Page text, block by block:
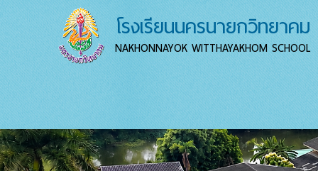
โรงเรียนนครนายกวิทยาคม
NAKHONNAYOK WITTHAYAKHOM SCHOOL